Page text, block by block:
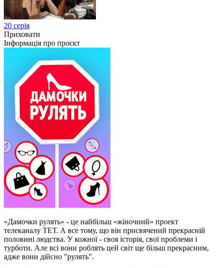
20 серія
Приховати
Інформація про проєкт
«Дамочки рулять» - це найбільш «жіночний» проект
телеканалу ТЕТ. А все тому, що він присвячений прекрасній
половині людства. У кожної - своя історія, свої проблеми і
турботи. Але всі вони роблять цей світ ще більш прекрасним,
адже вони дійсно "рулять".